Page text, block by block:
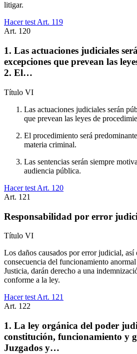
litigar.
Hacer test Art. 119
Art. 120
1. Las actuaciones judiciales
excepciones que prevean las
2. El…
Título VI
Las actuaciones judiciales serán
que prevean las leyes de
El procedimiento será
materia criminal.
Las sentencias serán siempre
audiencia pública.
Hacer test Art. 120
Art. 121
Responsabilidad por error
Título VI
Los daños causados por error judicial, así
consecuencia del funcionamiento
Justicia, darán derecho a una
conforme a la ley.
Hacer test Art. 121
Art. 122
1. La ley orgánica del poder
constitución, funcionamiento y
Juzgados y…